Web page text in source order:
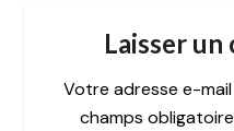
Laisser
Votre adresse e-
champs